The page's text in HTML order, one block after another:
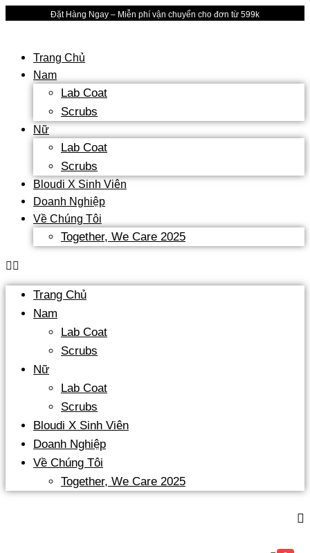
Đặt Hàng Ngay – Miễn phí vận chuyển cho đơn từ 599k
Trang Chủ
Nam
Lab Coat
Scrubs
Nữ
Lab Coat
Scrubs
Bloudi X Sinh Viên
Doanh Nghiệp
Về Chúng Tôi
Together, We Care 2025
Trang Chủ
Nam
Lab Coat
Scrubs
Nữ
Lab Coat
Scrubs
Bloudi X Sinh Viên
Doanh Nghiệp
Về Chúng Tôi
Together, We Care 2025